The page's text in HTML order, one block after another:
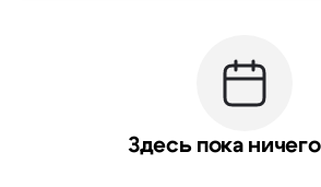
Здесь пока